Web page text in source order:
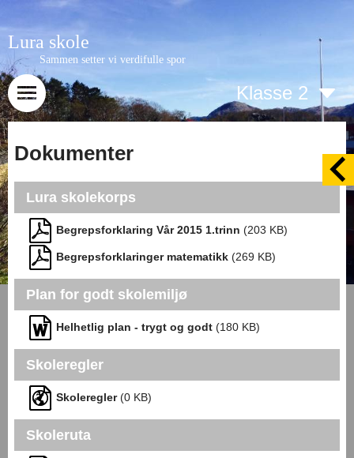
Lura skole
Sammen setter vi verdifulle spor
Klasse 2
Dokumenter
Lura skolekorps
Begrepsforklaring Vår 2015 1.trinn (203 KB)
Begrepsforklaringer matematikk (269 KB)
Plan for godt skolemiljø
Helhetlig plan - trygt og godt (180 KB)
Skoleregler
Skoleregler(0 KB)
Skoleruta